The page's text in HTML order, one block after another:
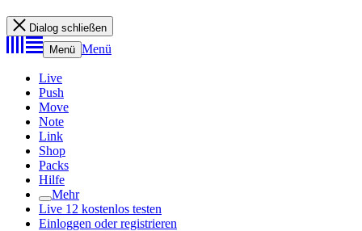
Dialog schließen
Menü Menü
Live
Push
Move
Note
Link
Shop
Packs
Hilfe
Mehr
Live 12 kostenlos testen
Einloggen oder registrieren